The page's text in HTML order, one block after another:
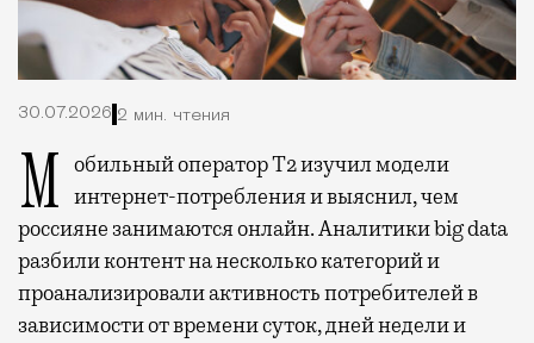
30.07.2026 2 мин. чтения
Мобильный оператор Т2 изучил модели интернет-потребления и выяснил, чем
россияне занимаются онлайн. Аналитики big data
разбили контент на несколько категорий и
проанализировали активность потребителей в
зависимости от времени суток, дней недели и